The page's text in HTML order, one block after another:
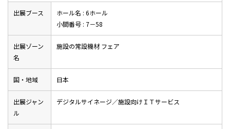
出展ブース
ホール名 : 6ホール
小間番号 : 7－58
出展ゾーン
名
施設の常設機材 フェア
国・地域 日本
出展ジャン
ル
デジタルサイネージ／施設向けＩＴサービス